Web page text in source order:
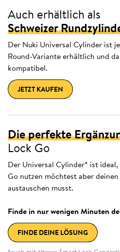
Auch erhältlich als
Schweizer
Der Nuki Universal Cylinder ist
Round-Variante erhältlich und
kompatibel.
JETZT KAUFEN
Die perfekte
Lock Go
Der Universal Cylinder* ist
Go nutzen möchtest aber
austauschen musst.
Finde in nur wenigen Minuten
FINDE DEINE LÖSUNG